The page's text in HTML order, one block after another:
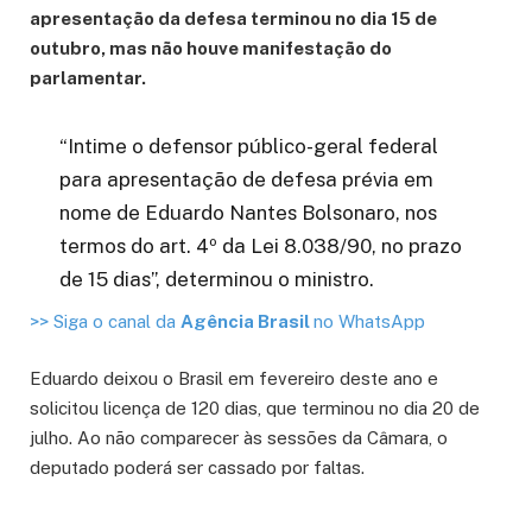
apresentação da defesa terminou no dia 15 de
outubro, mas não houve manifestação do
parlamentar.
“Intime o defensor público-geral federal
para apresentação de defesa prévia em
nome de Eduardo Nantes Bolsonaro, nos
termos do art. 4º da Lei 8.038/90, no prazo
de 15 dias”, determinou o ministro.
>> Siga o canal da Agência Brasilno WhatsApp
Eduardo deixou o Brasil em fevereiro deste ano e
solicitou licença de 120 dias, que terminou no dia 20 de
julho. Ao não comparecer às sessões da Câmara, o
deputado poderá ser cassado por faltas.